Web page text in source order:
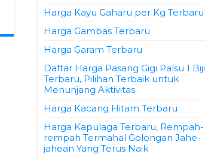
Harga Kayu Gaharu per Kg Terbaru
Harga Gambas Terbaru
Harga Garam Terbaru
Daftar Harga Pasang Gigi Palsu 1 Biji
Terbaru, Pilihan Terbaik untuk
Menunjang Aktivitas
Harga Kacang Hitam Terbaru
Harga Kapulaga Terbaru, Rempah-
rempah Termahal Golongan Jahe-
jahean Yang Terus Naik